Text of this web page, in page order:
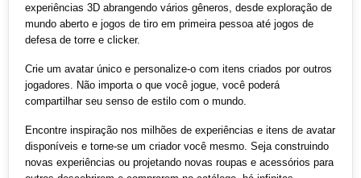
experiências 3D abrangendo vários gêneros, desde exploração de
mundo aberto e jogos de tiro em primeira pessoa até jogos de
defesa de torre e clicker.
Crie um avatar único e personalize-o com itens criados por outros
jogadores. Não importa o que você jogue, você poderá
compartilhar seu senso de estilo com o mundo.
Encontre inspiração nos milhões de experiências e itens de avatar
disponíveis e torne-se um criador você mesmo. Seja construindo
novas experiências ou projetando novas roupas e acessórios para